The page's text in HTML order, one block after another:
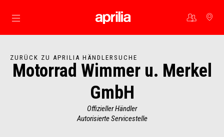
Skip to content
ZURÜCK ZU APRILIA HÄNDLERSUCHE
Motorrad Wimmer u. Merkel
GmbH
Offizieller Händler
Autorisierte Servicestelle